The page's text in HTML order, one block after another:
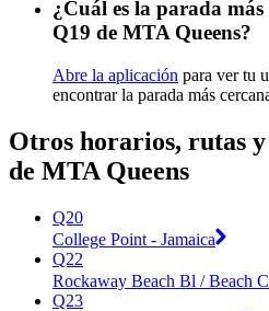
¿Cuál es la parada
Q19 de MTA Queens?
Abre la aplicación para ver tu
encontrar la parada más
Otros horarios, rutas
de MTA Queens
Q20
College Point - Jamaica
Q22
Rockaway Beach Bl / Beach
Q23